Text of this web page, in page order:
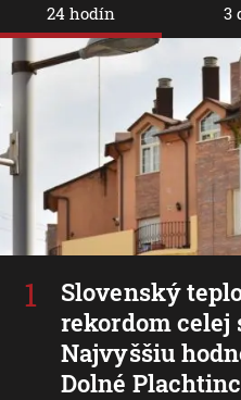
24 hodín
Slovenský
rekordom celej
Najvyššiu
Dolné
3